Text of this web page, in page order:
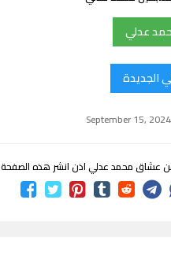
عدلي
الجديدة
عشاق محمد عدلي اذن انشر هذه الصفحة